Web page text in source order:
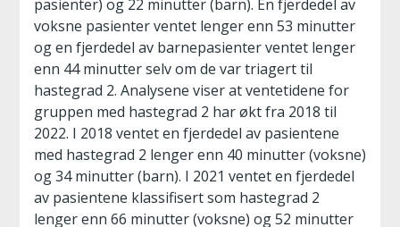
pasienter) og 22 minutter (barn). En fjerdedel av
voksne pasienter ventet lenger enn 53 minutter
og en fjerdedel av barnepasienter ventet lenger
enn 44 minutter selv om de var triagert til
hastegrad 2. Analysene viser at ventetidene for
gruppen med hastegrad 2 har økt fra 2018 til
2022. I 2018 ventet en fjerdedel av pasientene
med hastegrad 2 lenger enn 40 minutter (voksne)
og 34 minutter (barn). I 2021 ventet en fjerdedel
av pasientene klassifisert som hastegrad 2
lenger enn 66 minutter (voksne) og 52 minutter